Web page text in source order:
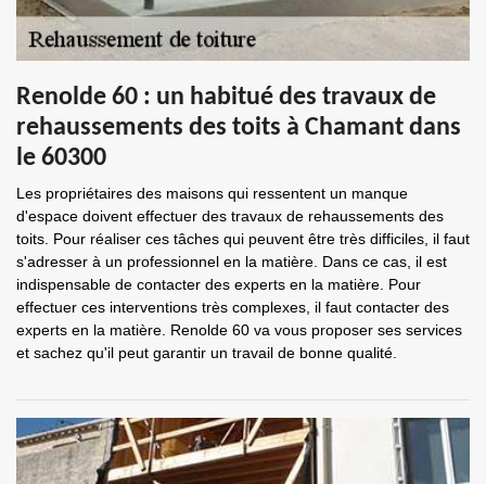
Renolde 60 : un habitué des travaux de
rehaussements des toits à Chamant dans
le 60300
Les propriétaires des maisons qui ressentent un manque
d'espace doivent effectuer des travaux de rehaussements des
toits. Pour réaliser ces tâches qui peuvent être très difficiles, il faut
s'adresser à un professionnel en la matière. Dans ce cas, il est
indispensable de contacter des experts en la matière. Pour
effectuer ces interventions très complexes, il faut contacter des
experts en la matière. Renolde 60 va vous proposer ses services
et sachez qu'il peut garantir un travail de bonne qualité.